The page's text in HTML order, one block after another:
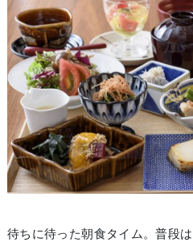
待ちに待った朝食タイム。普段